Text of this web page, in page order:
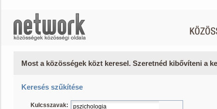
Most a közösségek közt keresel. Szeretnéd kibővíteni a
Keresés szűkítése
Kulcsszavak: